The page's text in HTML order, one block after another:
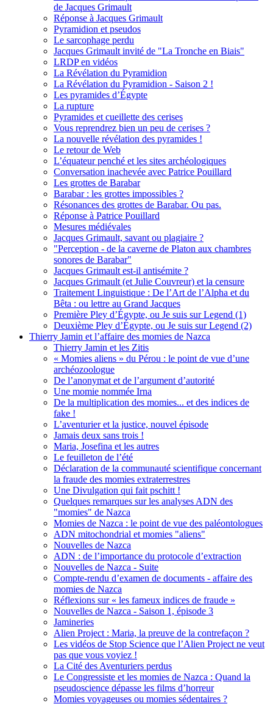
de Jacques Grimault
Réponse à Jacques Grimault
Pyramidion et pseudos
Le sarcophage perdu
Jacques Grimault invité de "La Tronche en Biais"
LRDP en vidéos
La Révélation du Pyramidion
La Révélation du Pyramidion - Saison 2 !
Les pyramides d’Égypte
La rupture
Pyramides et cueillette des cerises
Vous reprendrez bien un peu de cerises ?
La nouvelle révélation des pyramides !
Le retour de Web
L’équateur penché et les sites archéologiques
Conversation inachevée avec Patrice Pouillard
Les grottes de Barabar
Barabar : les grottes impossibles ?
Résonances des grottes de Barabar. Ou pas.
Réponse à Patrice Pouillard
Mesures médiévales
Jacques Grimault, savant ou plagiaire ?
"Perception - de la caverne de Platon aux chambres
sonores de Barabar"
Jacques Grimault est-il antisémite ?
Jacques Grimault (et Julie Couvreur) et la censure
Traitement Linguistique : De l’Art de l’Alpha et du
Bêta : ou lettre au Grand Jacques
Première Pley d’Égypte, ou Je suis sur Legend (1)
Deuxième Pley d’Égypte, ou Je suis sur Legend (2)
Thierry Jamin et l’affaire des momies de Nazca
Thierry Jamin et les Zitis
« Momies aliens » du Pérou : le point de vue d’une
archéozoologue
De l’anonymat et de l’argument d’autorité
Une momie nommée Irna
De la multiplication des momies... et des indices de
fake !
L’aventurier et la justice, nouvel épisode
Jamais deux sans trois !
Maria, Josefina et les autres
Le feuilleton de l’été
Déclaration de la communauté scientifique concernant
la fraude des momies extraterrestres
Une Divulgation qui fait pschitt !
Quelques remarques sur les analyses ADN des
"momies" de Nazca
Momies de Nazca : le point de vue des paléontologues
ADN mitochondrial et momies "aliens"
Nouvelles de Nazca
ADN : de l’importance du protocole d’extraction
Nouvelles de Nazca - Suite
Compte-rendu d’examen de documents - affaire des
momies de Nazca
Réflexions sur « les fameux indices de fraude »
Nouvelles de Nazca - Saison 1, épisode 3
Jamineries
Alien Project : Maria, la preuve de la contrefaçon ?
Les vidéos de Stop Science que l’Alien Project ne veut
pas que vous voyiez !
La Cité des Aventuriers perdus
Le Congressiste et les momies de Nazca : Quand la
pseudoscience dépasse les films d’horreur
Momies voyageuses ou momies sédentaires ?